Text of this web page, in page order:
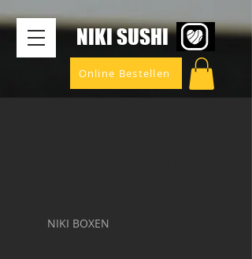
​NIKI SUSHI
Online Bestellen
NIKI BOXEN